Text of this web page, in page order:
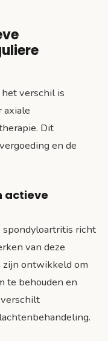
verschil is
axiale
Dit
en de
actieve
spondyloartritis richt
van deze
ontwikkeld om
te behouden en